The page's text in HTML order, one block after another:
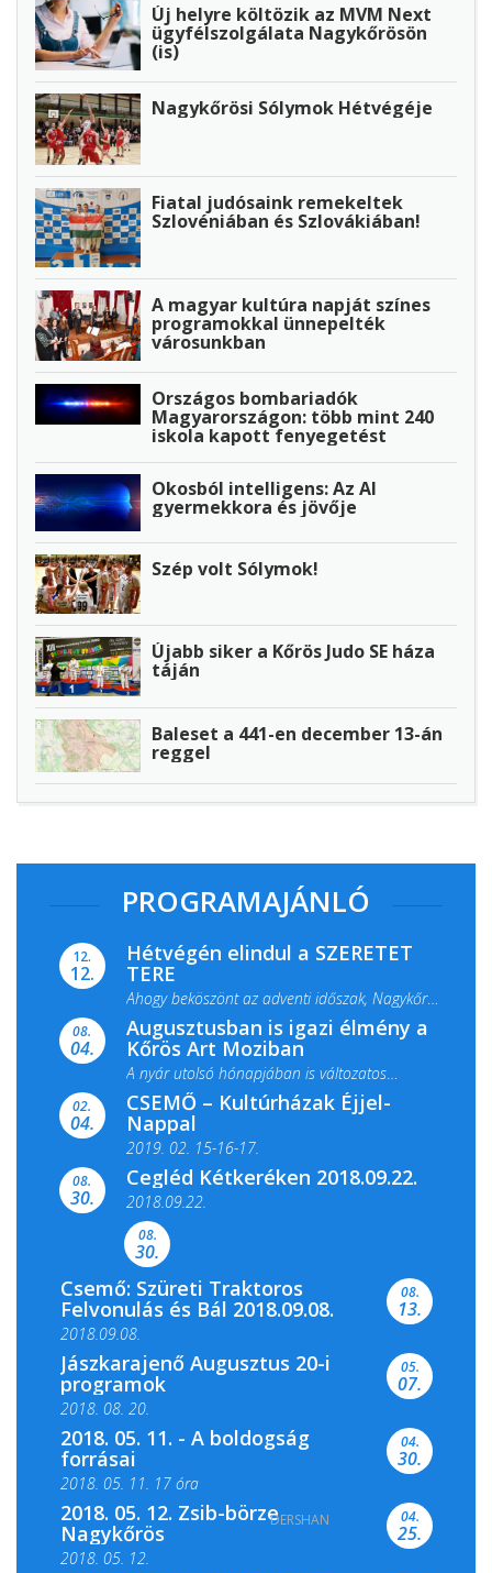
Új helyre költözik az MVM Next
ügyfélszolgálata Nagykőrösön
(is)
Nagykőrösi Sólymok Hétvégéje
Fiatal judósaink remekeltek
Szlovéniában és Szlovákiában!
A magyar kultúra napját színes
programokkal ünnepelték
városunkban
Országos bombariadók
Magyarországon: több mint 240
iskola kapott fenyegetést
Okosból intelligens: Az AI
gyermekkora és jövője
Szép volt Sólymok!
Újabb siker a Kőrös Judo SE háza
táján
Baleset a 441-en december 13-án
reggel
PROGRAMAJÁNLÓ
12.
12.
Hétvégén elindul a SZERETET
TERE
Ahogy beköszönt az adventi időszak, Nagykőrös
ismét megtelik ünnepi fénnyel és közös...
08.
04.
Augusztusban is igazi élmény a
Kőrös Art Moziban
A nyár utolsó hónapjában is változatos
filmkínálattal, családi...
02.
04.
CSEMŐ – Kultúrházak Éjjel-
Nappal
2019. 02. 15-16-17.
Színes és tartalmas programokkal várja a
Csemői Községi Könyvtár és...
08.
30.
Cegléd Kétkeréken 2018.09.22.
2018.09.22.
08.
30.
Csemő: Szüreti Traktoros
Felvonulás és Bál 2018.09.08.
2018.09.08.
08.
13.
Jászkarajenő Augusztus 20-i
programok
2018. 08. 20.
05.
07.
2018. 05. 11. - A boldogság
forrásai
2018. 05. 11. 17 óra
2018. 05. 11. 19 óra
04.
30.
2018. 05. 12. Zsib-börze
Nagykőrös
2018. 05. 12.
04.
25.
DERSHAN